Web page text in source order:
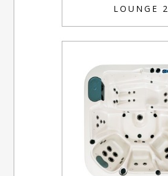
LOUNGE 2